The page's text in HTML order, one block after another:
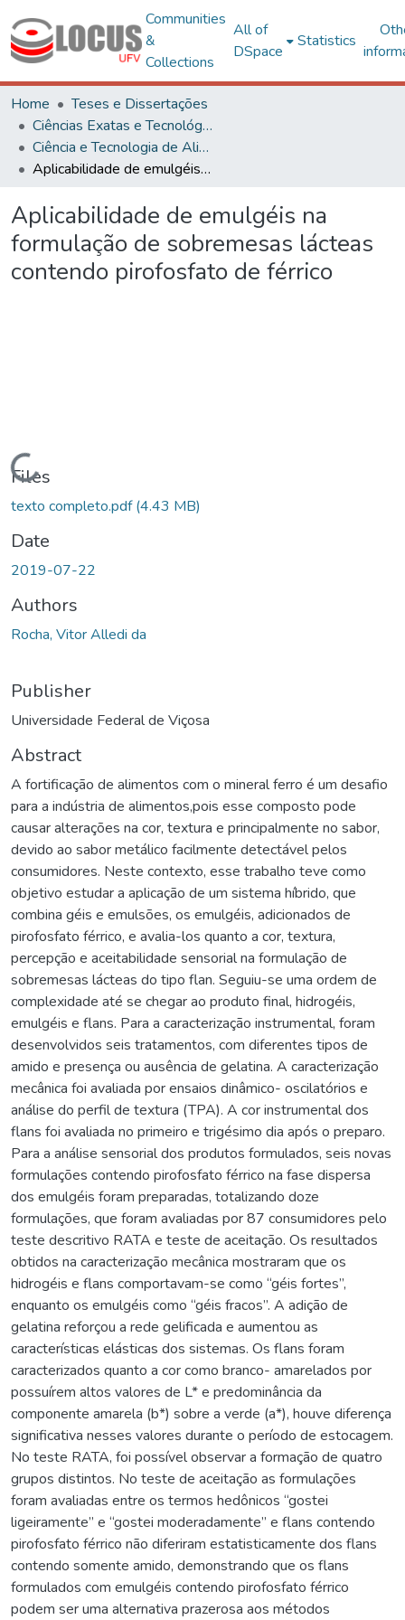
Communities
&
Collections
All of
DSpace
Statistics
Home
Teses e Dissertações
Ciências Exatas e Tecnológicas
Ciência e Tecnologia de Alimentos
Aplicabilidade de emulgéis na formulação de sobremesas lácteas contendo pirofosfato de férrico
Aplicabilidade de emulgéis na
formulação de sobremesas lácteas
contendo pirofosfato de férrico
Files
texto completo.pdf(4.43 MB)
Date
2019-07-22
Authors
Rocha, Vitor Alledi da
Publisher
Universidade Federal de Viçosa
Abstract
A fortificação de alimentos com o mineral ferro é um desafio
para a indústria de alimentos,pois esse composto pode
causar alterações na cor, textura e principalmente no sabor,
devido ao sabor metálico facilmente detectável pelos
consumidores. Neste contexto, esse trabalho teve como
objetivo estudar a aplicação de um sistema híbrido, que
combina géis e emulsões, os emulgéis, adicionados de
pirofosfato férrico, e avalia-los quanto a cor, textura,
percepção e aceitabilidade sensorial na formulação de
sobremesas lácteas do tipo flan. Seguiu-se uma ordem de
complexidade até se chegar ao produto final, hidrogéis,
emulgéis e flans. Para a caracterização instrumental, foram
desenvolvidos seis tratamentos, com diferentes tipos de
amido e presença ou ausência de gelatina. A caracterização
mecânica foi avaliada por ensaios dinâmico- oscilatórios e
análise do perfil de textura (TPA). A cor instrumental dos
flans foi avaliada no primeiro e trigésimo dia após o preparo.
Para a análise sensorial dos produtos formulados, seis novas
formulações contendo pirofosfato férrico na fase dispersa
dos emulgéis foram preparadas, totalizando doze
formulações, que foram avaliadas por 87 consumidores pelo
teste descritivo RATA e teste de aceitação. Os resultados
obtidos na caracterização mecânica mostraram que os
hidrogéis e flans comportavam-se como “géis fortes”,
enquanto os emulgéis como “géis fracos”. A adição de
gelatina reforçou a rede gelificada e aumentou as
características elásticas dos sistemas. Os flans foram
caracterizados quanto a cor como branco- amarelados por
possuírem altos valores de L* e predominância da
componente amarela (b*) sobre a verde (a*), houve diferença
significativa nesses valores durante o período de estocagem.
No teste RATA, foi possível observar a formação de quatro
grupos distintos. No teste de aceitação as formulações
foram avaliadas entre os termos hedônicos “gostei
ligeiramente” e “gostei moderadamente” e flans contendo
pirofosfato férrico não diferiram estatisticamente dos flans
contendo somente amido, demonstrando que os flans
formulados com emulgéis contendo pirofosfato férrico
podem ser uma alternativa prazerosa aos métodos